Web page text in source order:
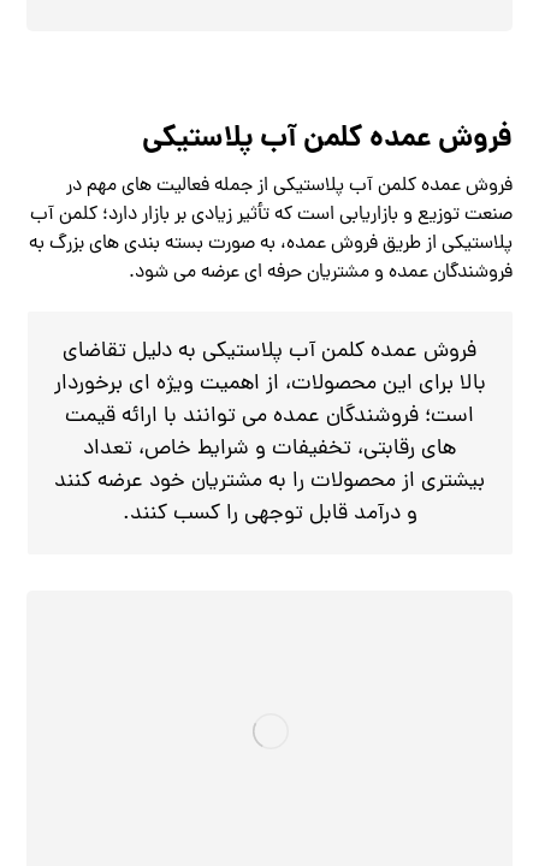
فروش عمده کلمن آب پلاستیکی
فروش عمده کلمن آب پلاستیکی از جمله فعالیت‌ های مهم در
صنعت توزیع و بازاریابی است که تأثیر زیادی بر بازار دارد؛ کلمن آب
پلاستیکی از طریق فروش عمده، به صورت بسته‌ بندی‌ های بزرگ به
فروشندگان عمده و مشتریان حرفه‌ ای عرضه می‌ شود.
فروش عمده کلمن آب پلاستیکی به دلیل تقاضای
بالا برای این محصولات، از اهمیت ویژه‌ ای برخوردار
است؛ فروشندگان عمده می‌ توانند با ارائه قیمت‌
های رقابتی، تخفیفات و شرایط خاص، تعداد
بیشتری از محصولات را به مشتریان خود عرضه کنند
و درآمد قابل توجهی را کسب کنند.